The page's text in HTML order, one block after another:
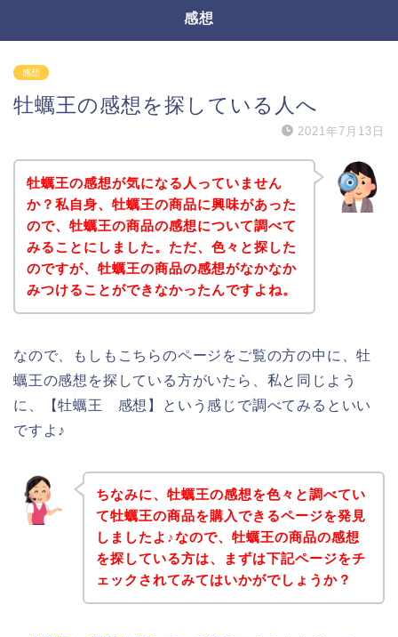
感想
感想
牡蠣王の感想を探している人へ
2021年7月13日
牡蠣王の感想が気になる人っていません
か？私自身、牡蠣王の商品に興味があった
ので、牡蠣王の商品の感想について調べて
みることにしました。ただ、色々と探した
のですが、牡蠣王の商品の感想がなかなか
みつけることができなかったんですよね。
なので、もしもこちらのページをご覧の方の中に、牡
蠣王の感想を探している方がいたら、私と同じよう
に、【牡蠣王 感想】という感じで調べてみるといい
ですよ♪
ちなみに、牡蠣王の感想を色々と調べてい
て牡蠣王の商品を購入できるページを発見
しましたよ♪なので、牡蠣王の商品の感想
を探している方は、まずは下記ページをチ
ェックされてみてはいかがでしょうか？